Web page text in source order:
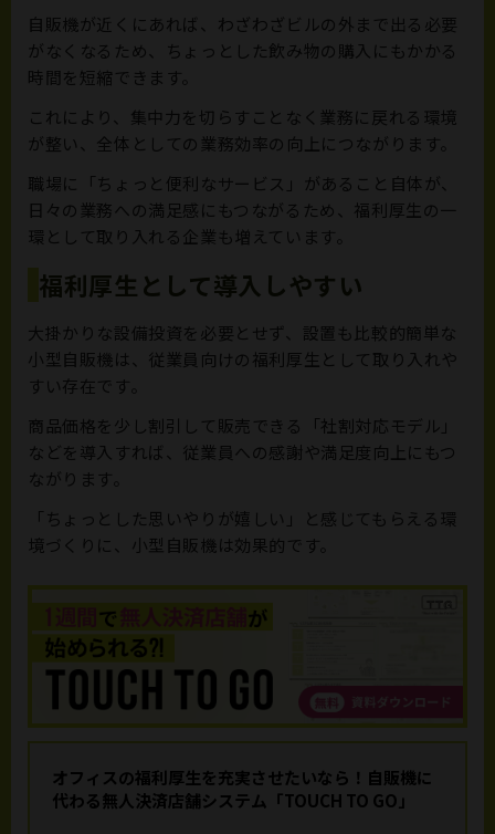
自販機が近くにあれば、わざわざビルの外まで出る必要
がなくなるため、ちょっとした飲み物の購入にもかかる
時間を短縮できます。
これにより、集中力を切らすことなく業務に戻れる環境
が整い、全体としての業務効率の向上につながります。
職場に「ちょっと便利なサービス」があること自体が、
日々の業務への満足感にもつながるため、福利厚生の一
環として取り入れる企業も増えています。
福利厚生として導入しやすい
大掛かりな設備投資を必要とせず、設置も比較的簡単な
小型自販機は、従業員向けの福利厚生として取り入れや
すい存在です。
商品価格を少し割引して販売できる「社割対応モデル」
などを導入すれば、従業員への感謝や満足度向上にもつ
ながります。
「ちょっとした思いやりが嬉しい」と感じてもらえる環
境づくりに、小型自販機は効果的です。
オフィスの福利厚生を充実させたいなら！ 自販機に
代わる無人決済店舗システム「TOUCH TO GO」